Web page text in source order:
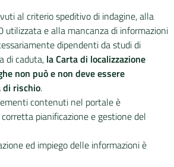
al criterio speditivo di indagine, alla
utilizzata e alla mancanza di informazioni
dipendenti da studi di
di caduta, la Carta di localizzazione
non può e non deve essere
di rischio.
contenuti nel portale è
pianificazione e gestione del
ed impiego delle informazioni è